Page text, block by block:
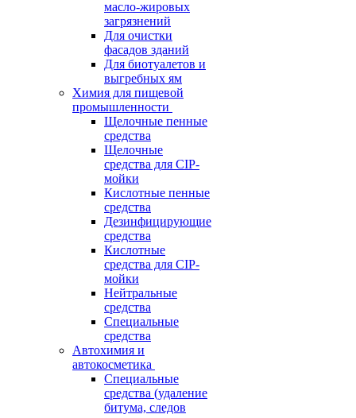
масло-жировых
загрязнений
Для очистки
фасадов зданий
Для биотуалетов и
выгребных ям
Химия для пищевой
промышленности
Щелочные пенные
средства
Щелочные
средства для CIP-
мойки
Кислотные пенные
средства
Дезинфицирующие
средства
Кислотные
средства для CIP-
мойки
Нейтральные
средства
Специальные
средства
Автохимия и
автокосметика
Специальные
средства (удаление
битума, следов